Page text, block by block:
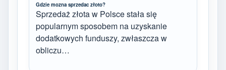
Gdzie mozna sprzedac złoto?
Sprzedaż złota w Polsce stała się
popularnym sposobem na uzyskanie
dodatkowych funduszy, zwłaszcza w
obliczu…